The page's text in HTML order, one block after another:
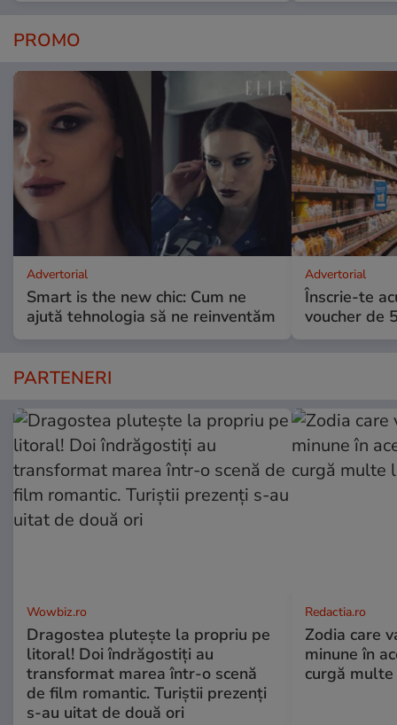
PROMO
Advertorial
Smart is the new chic: Cum ne
ajută tehnologia să ne reinventăm
Advertorial
Înscrie-te
voucher de
PARTENERI
Wowbiz.ro
Dragostea plutește la propriu pe
litoral! Doi îndrăgostiți au
transformat marea într-o scenă
de film romantic. Turiștii prezenți
s-au uitat de două ori
Redactia.ro
Zodia care
minune în
curgă